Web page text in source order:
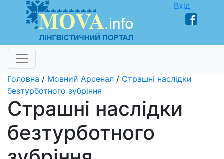
Вхід
Головна / Мовний Арсенал / Страшні наслідки
безтурботного зубріння
Страшні наслідки
безтурботного